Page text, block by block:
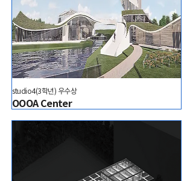
studio4(3학년) 우수상
OOOA Center